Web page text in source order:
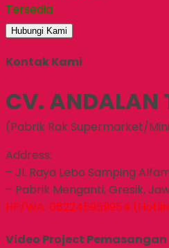
Tersedia
Hubungi Kami
Kontak Kami
CV. ANDALAN
(Pabrik Rak Supermarket/
Address:
– Jl. Raya Lebo Samping
– Pabrik Menganti, Gresik,
HP/WA: 082245959954
Video Project Pemasangan